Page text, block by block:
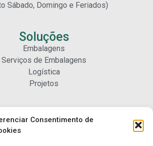
Consentimento de
Sábado, Domingo e Feriados)
Soluções
Embalagens
Serviços de Embalagens
Logística
Projetos
Carreiras